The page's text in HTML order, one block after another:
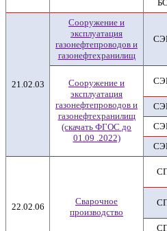
БС
21.02.03
Сооружение и
эксплуатация
газонефтепроводов и
газонефтехранилищ
Сооружение и
эксплуатация
газонефтепроводов и
газонефтехранилищ
(скачать ФГОС до
01.09 .2022)
22.02.06
Сварочное
производство